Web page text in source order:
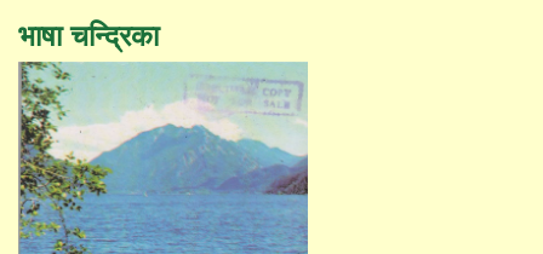
भाषा चन्द्रिका